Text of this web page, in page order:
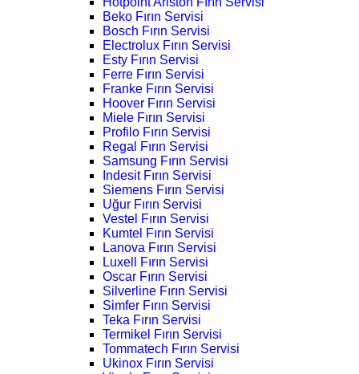
Beko Fırın Servisi
Bosch Fırın Servisi
Electrolux Fırın Servisi
Esty Fırın Servisi
Ferre Fırın Servisi
Franke Fırın Servisi
Hoover Fırın Servisi
Miele Fırın Servisi
Profilo Fırın Servisi
Regal Fırın Servisi
Samsung Fırın Servisi
Indesit Fırın Servisi
Siemens Fırın Servisi
Uğur Fırın Servisi
Vestel Fırın Servisi
Kumtel Fırın Servisi
Lanova Fırın Servisi
Luxell Fırın Servisi
Oscar Fırın Servisi
Silverline Fırın Servisi
Simfer Fırın Servisi
Teka Fırın Servisi
Termikel Fırın Servisi
Tommatech Fırın Servisi
Ukinox Fırın Servisi